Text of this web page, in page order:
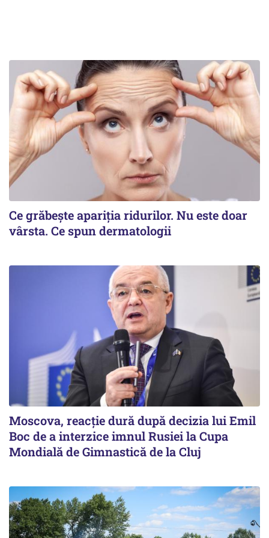
Ce grăbește apariția ridurilor. Nu este doar
vârsta. Ce spun dermatologii
Moscova, reacție dură după decizia lui Emil
Boc de a interzice imnul Rusiei la Cupa
Mondială de Gimnastică de la Cluj